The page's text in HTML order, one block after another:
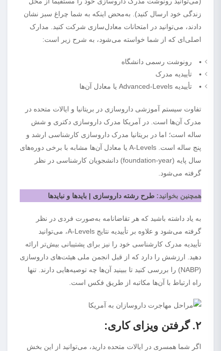
زندگی خود ارسال کنید). به‌محض اینکه به شما چراغ سبز نشان
دادند، می‌توانید در امتحانات معادل‌سازی شرکت کنید. مدارک
اصلی‌ای که از شما خواسته می‌شود، به شرح زیر است:
رونوشت رسمی دانشگاه
تأییدیه مدرک
تأییدیه Advanced-Levels یا معادل آن‌ها
تفاوت سیستم آموزشی داروسازی در بریتانیا و ایالات متحده در
مدرک آن‌ها است. در آمریکا مدرک داروسازی دکتری و شش
ساله است؛ اما در بریتانیا مدرک داروسازی کارشناسی ارشد و
پنج ساله است. A-Levels یا معادل آن‌ها مشابه با برخی دوره‌های
سال پایه (foundation-year) دانشجویان کارشناسی در نظر
گرفته می‌شود.
همچنین بخوانید: طرح رشته داروسازی | بایدها و نبایدها
به یاد داشته باشید که هر تقاضانامه به‌صورت فردی در نظر
گرفته می‌شود و علاوه بر تأییدیه نتایج A-Levels، می‌توانید
تأییدیه مدرک کارشناسی خود را نیز برای پشتیبانی بیش‌تر ارائه
دهید. ارزشش را دارد که از قبل انجمن ملی هیئت‌های داروسازی
(NABP) را بررسی کنید تا ببینید آن‌ها چه توصیه‌هایی دارند. تنها
راه ارتباط با آن‌ها مکاتبه از طریق فکس است.
۲. گرفتن ویزای کاری:
اگر شما همسری در ایالات متحده دارید، می‌توانید از این بخش